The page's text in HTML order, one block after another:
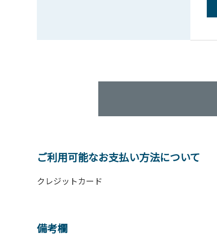
ご利用可能なお支払い方法について
クレジットカード
備考欄